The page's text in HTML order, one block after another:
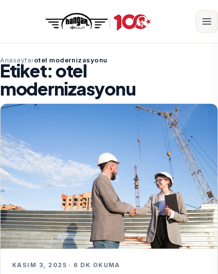
Anasayfa otel modernizasyonu
Etiket: otel
modernizasyonu
KASIM 3, 2025 · 6 DK OKUMA